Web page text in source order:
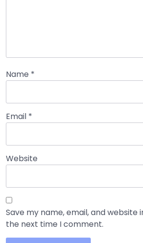
Name *
Email *
Website
Save my name, email, and website
the next time I comment.